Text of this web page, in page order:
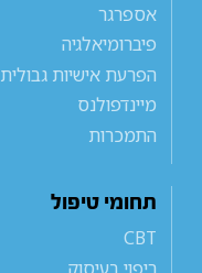
אספרגר
פיברומיאלגיה
הפרעת אישיות גבולית
מיינדפולנס
התמכרות
תחומי טיפול
CBT